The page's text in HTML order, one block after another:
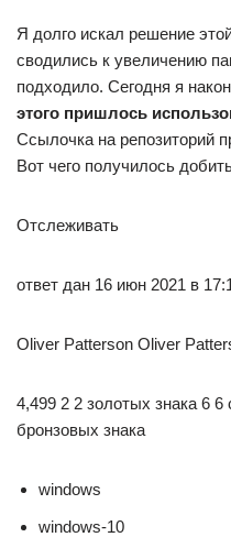
Я долго искал решение
сводились к увеличению
подходило. Сегодня я
этого пришлось
Ссылочка на репозиторий
Вот чего получилось
Отслеживать
ответ дан 16 июн 2021 в
Oliver Patterson Oliver
4,499 2 2 золотых знака 6
бронзовых знака
windows
windows-10